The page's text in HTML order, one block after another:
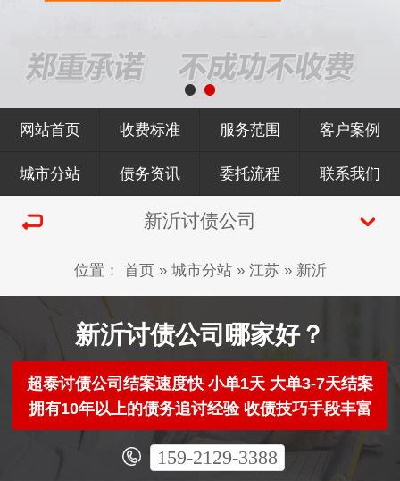
网站首页 收费标准 服务范围 客户案例
城市分站 债务资讯 委托流程 联系我们
新沂讨债公司
位置： 首页» 城市分站» 江苏» 新沂
新沂讨债公司哪家好？
超泰讨债公司结案速度快 小单1天 大单3-7天结案
拥有10年以上的债务追讨经验 收债技巧手段丰富
159-2129-3388